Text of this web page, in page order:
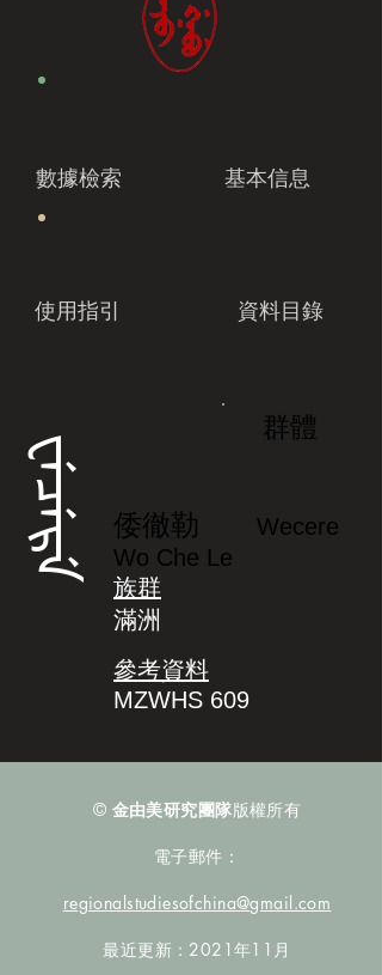
數據檢索 基本信息
使用指引 資料目錄
ᠸᡝᠴᡝᡵᡝ
群體
倭徹勒
Wecere
Wo Che Le
族群
滿洲
參考資料
MZWHS 609
© 金由美研究團隊版權所有
電子郵件：
regionalstudiesofchina@gmail.com
最近更新：2021年11月